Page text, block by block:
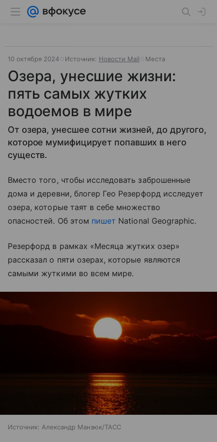
10 октября 2024 Источник: Новости Mail Места
Озера, унесшие жизни:
пять самых жутких
водоемов в мире
От озера, унесшее сотни жизней, до другого,
которое мумифицирует попавших в него
существ.
Вместо того, чтобы исследовать заброшенные
дома и деревни, блогер Гео Резерфорд исследует
озера, которые таят в себе множество
опасностей. Об этом пишет National Geographic.
Резерфорд в рамках «Месяца жутких озер»
рассказал о пяти озерах, которые являются
самыми жуткими во всем мире.
Источник: Александр Манзюк/ТАСС